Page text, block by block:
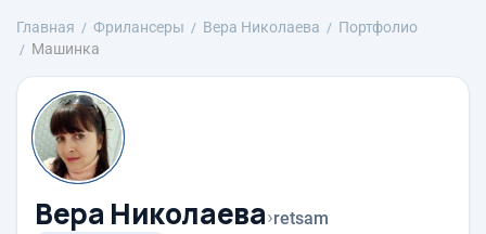
Главная Фрилансеры Вера Николаева
Портфолио
Машинка
Вера Николаева›retsam